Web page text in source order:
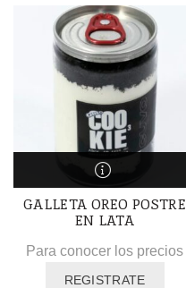
GALLETA OREO POSTRE
EN LATA
Para conocer los precios
REGISTRATE